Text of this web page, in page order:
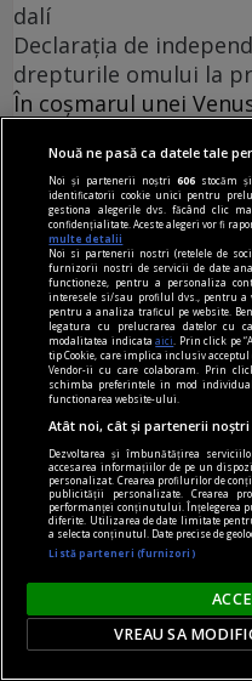
dalí
Declarația de
drepturile omului la
În coșmarul unei
lui Cristofor Columb.
dalí
Gala
Numai Gala și Dalí
deja indestructibilă.
Nouă ne pasă ca datele tale
Noi și partenerii noștri606 stocăm
identificatorii cookie unici pentru
gestiona alegerile dvs. făcând clic
confidențialitate. Aceste alegeri vor fi
multe detalii
Noi si partenerii nostri (retelele de
furnizorii nostri de servicii de date
functioneze, pentru a personaliza
interesele si/sau profilul dvs., pentru a
pentru a analiza traficul pe website.
legatura cu prelucrarea datelor cu
modalitatea indicataaici
. Prin click pe
tip Cookie, care implica inclusiv
Vendor-ii cu care colaboram. Prin click
schimba preferintele in mod
functionarea website-ului.
Atât noi, cât și partenerii
Dezvoltarea și îmbunătățirea
accesarea informațiilor de pe un
personalizat. Crearea profilurilor de
publicității personalizate. Crearea
performanței conținutului. Înțelegerea
diferite. Utilizarea de date limitate
a selecta conținutul. Date precise de
Listă parteneri (furnizori)
VREAU SA